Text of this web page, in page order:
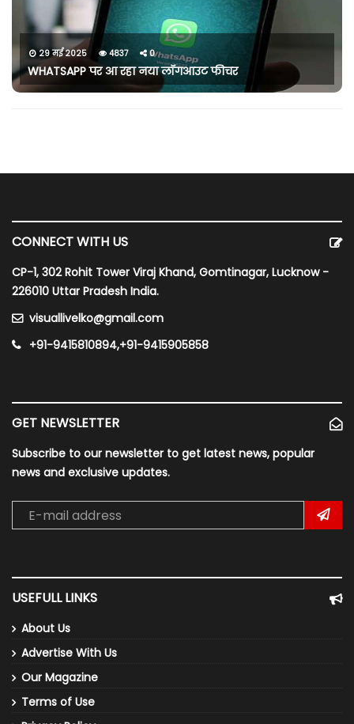
29 मई 2025 4837 0
WHATSAPP पर आ रहा नया लॉगआउट फीचर
CONNECT WITH US
CP-1, 302 Rohit Tower Viraj Khand, Gomtinagar, Lucknow -
226010 Uttar Pradesh India.
visuallivelko@gmail.com
+91-9415810894,+91-9415905858
GET NEWSLETTER
Subscribe to our newsletter to get latest news, popular
news and exclusive updates.
USEFULL LINKS
About Us
Advertise With Us
Our Magazine
Terms of Use